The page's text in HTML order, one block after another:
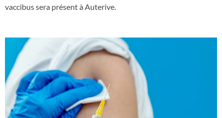
vaccibus sera présent à Auterive.